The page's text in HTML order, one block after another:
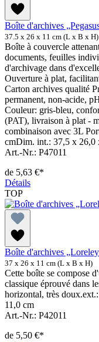
Boîte d'archives
37.5 x 26 x 11 cm (L x B x H)
Boîte à couvercle
documents, feuilles
d'archivage dans
Ouverture à plat,
Carton archives qualité
permanent, non-acide,
Couleur: gris-bleu,
(PAT), livraison à plat -
combinaison avec 3L
cmDim. int.: 37,5 x 26,0
Art.-Nr.: P47011
de 5,63 €*
Détails
TOP
Boîte d'archives
37 x 26 x 11 cm (L x B x H)
Cette boîte se compose
classique éprouvé dans
horizontal, très
11,0 cm
Art.-Nr.: P42011
de 5,50 €*